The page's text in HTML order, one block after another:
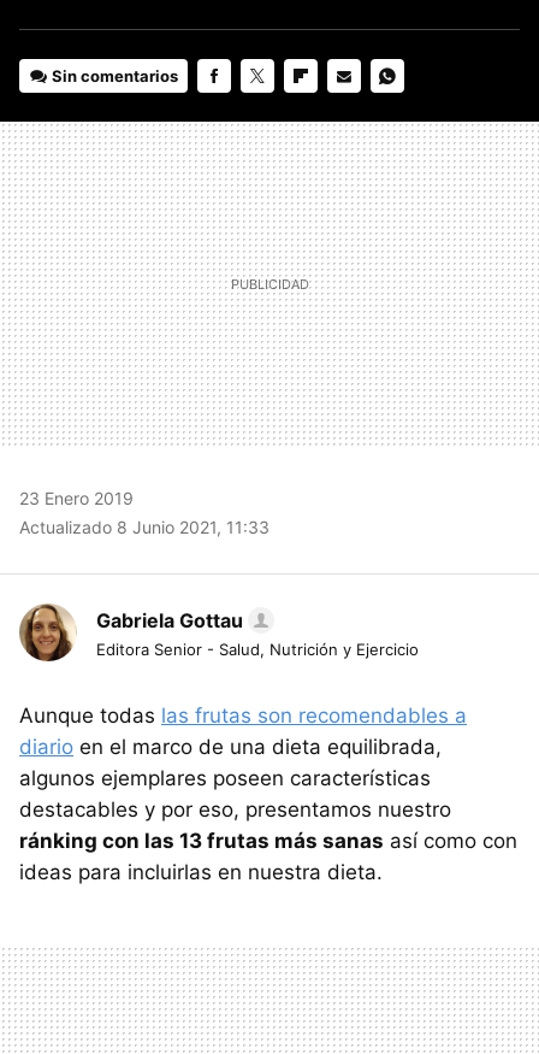
Sin comentarios
MAIL
23 Enero 2019
Actualizado 8 Junio 2021, 11:33
Gabriela Gottau
Editora Senior - Salud, Nutrición y Ejercicio
Aunque todas las frutas son recomendables a
diario en el marco de una dieta equilibrada,
algunos ejemplares poseen características
destacables y por eso, presentamos nuestro
ránking con las 13 frutas más sanas así como con
ideas para incluirlas en nuestra dieta.